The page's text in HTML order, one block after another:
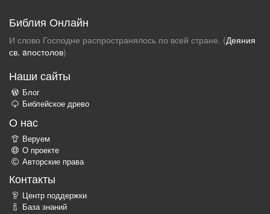
Библия Онлайн
И слово Господне распространялось по всей стране. (Деяния
св. aпостолов)
Наши сайты
Блог
Библейское древо
О нас
Веруем
О проекте
Авторские права
Контакты
Центр поддержки
База знаний